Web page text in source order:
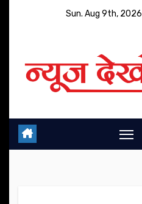
Sun. Aug 9th, 2026